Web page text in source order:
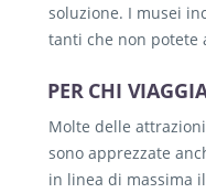
soluzione. I musei
tanti che non potete
PER CHI
Molte delle
sono apprezzate
in linea di massima